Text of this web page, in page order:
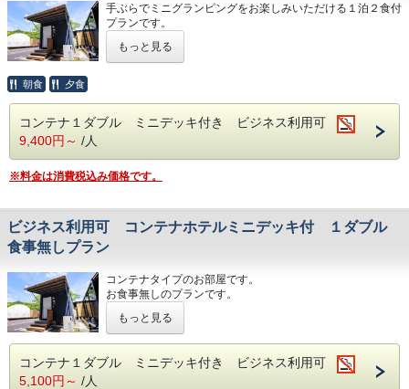
コンテナルーム３３㎡ ウッドデッキ２４㎡
天竜浜名湖鉄道 遠州森駅より１４時２０発送迎がございま
す（予約制）
◆駐車場は１台無料予約は必要ございません ２台目から１
台につき１０００円かかります ２台以上の場合はご予約を
キャンプ区画との同時利用はお断りさせていただいておりま
す
手ぶらでミニグランピングをお楽しみいただける１泊２食付
プランです。
BBQの食材、BBQガスグリル、食器などはすべてご用意い
たします。
コンテナ室内には、エアコン、ユニットバス、トイレ、冷蔵
庫、電子レンジを完備！ミニデッキにはBBQグリル、テー
お過ごしいただけます。 キャンプ区画との同時利用はお断
りさせていただいております
・牛肉ステーキ／豚肉／鶏肉／ぐるぐるウインナー／川魚の
塩焼き／ガーリックポテト／焼き野菜／焼きおにぎり／焼き
バナナ
・ホットサンド／野菜サラダ／ヨーグルト／フルーツジュ
ース
※お飲み物は付いておりません。各自でお持ちいただくか、
３０～２１：００）
お食事の内容は変更する場合がございます。
もっと見る
朝食 夕食
コンテナ１ダブル ミニデッキ付き ビジネス利用可
9,400円～ /人
※料金は消費税込み価格です。
ビジネス利用可 コンテナホテルミニデッキ付 １ダブル
食事無しプラン
コンテナタイプのお部屋です。
お食事無しのプランです。
無料Wi-Fi利用可能（パソコン等の貸し出しはございませ
ん）
で、快適にお過ごしいただけます。
もっと見る
コンテナ１ダブル ミニデッキ付き ビジネス利用可
5,100円～ /人